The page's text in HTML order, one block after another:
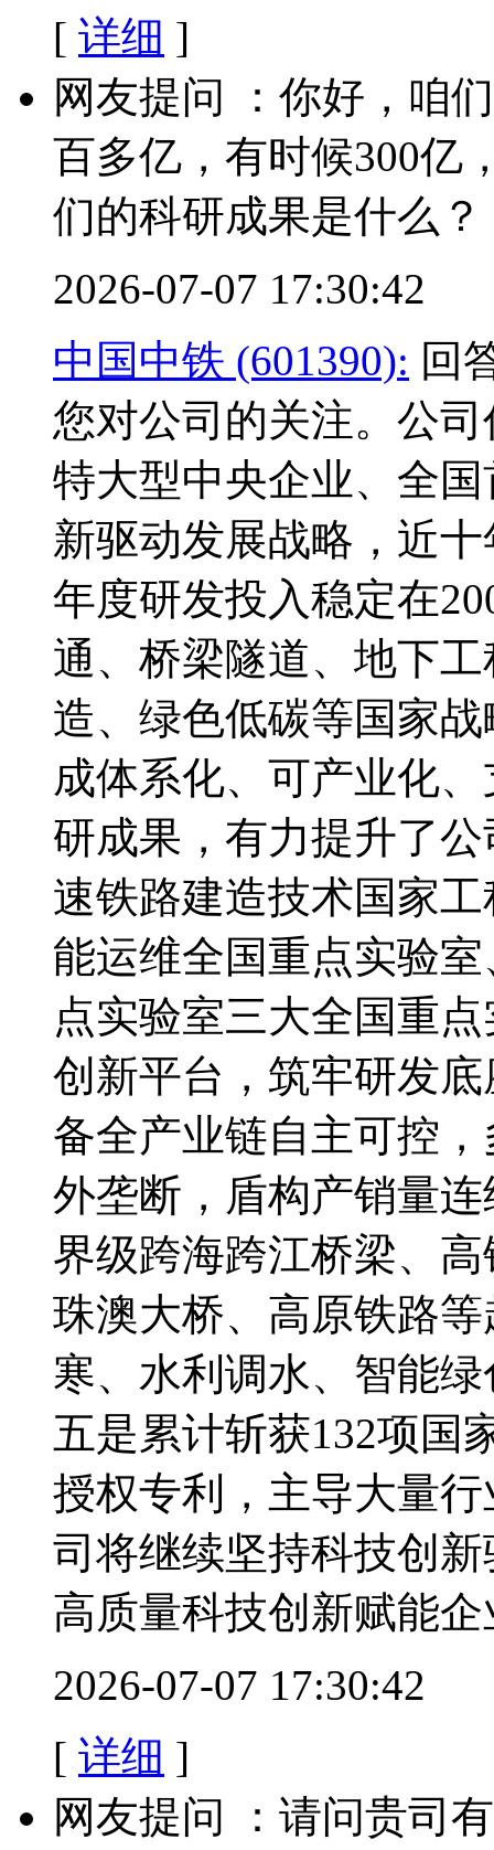
[ 详细 ]
网友提问 ：你好，咱
百多亿，有时候300亿
们的科研成果是什么？
2026-07-07 17:30:42
中国中铁 (601390): 回
您对公司的关注。公
特大型中央企业、全
新驱动发展战略，近
年度研发投入稳定在
通、桥梁隧道、地下
造、绿色低碳等国家
成体系化、可产业化
研成果，有力提升了
速铁路建造技术国家
能运维全国重点实验
点实验室三大全国重
创新平台，筑牢研发
备全产业链自主可控
外垄断，盾构产销量
界级跨海跨江桥梁、
珠澳大桥、高原铁路
寒、水利调水、智能
五是累计斩获132项国
授权专利，主导大量
司将继续坚持科技创
高质量科技创新赋能
2026-07-07 17:30:42
[ 详细 ]
网友提问 ：请问贵司